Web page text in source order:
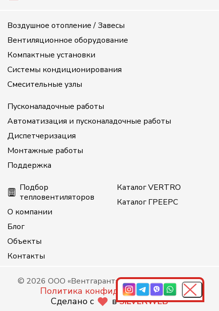
Воздушное отопление / Завесы
Вентиляционное оборудование
Компактные установки
Системы кондиционирования
Смесительные узлы
Пусконаладочные работы
Автоматизация и пусконаладочные работы
Диспетчеризация
Монтажные работы
Поддержка
Подбор
тепловентиляторов
О компании
Блог
Объекты
Контакты
Каталог VERTRO
Каталог ГРЕЕРС
© 2026 ООО «Вентгарант», все права защищены
Сделано с вSILVERWEB
Политика конфиденциальности